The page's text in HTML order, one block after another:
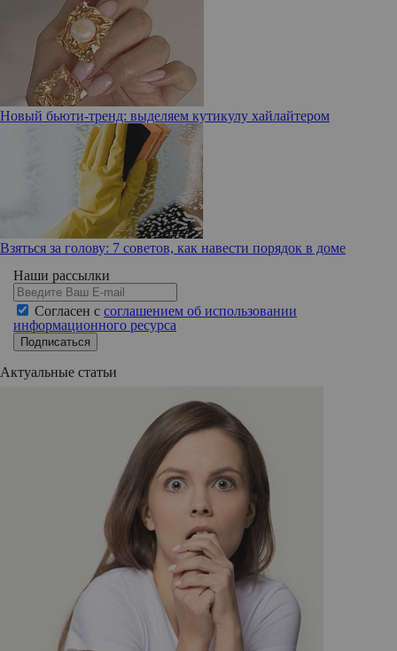
Новый бьюти-тренд: выделяем кутикулу хайлайтером
Взяться за голову: 7 советов, как навести порядок в доме
Наши рассылки
Согласен с соглашением об использовании
информационного ресурса
Подписаться
Актуальные статьи